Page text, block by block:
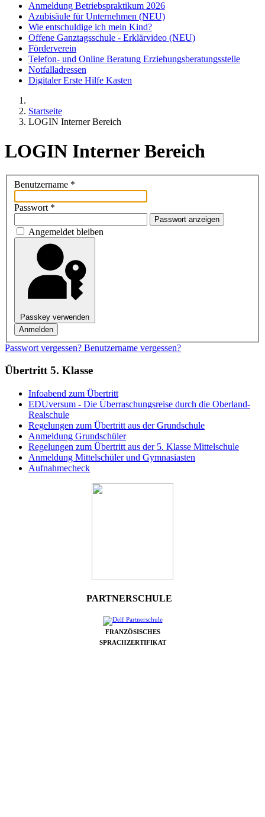
Anmeldung Betriebspraktikum 2026
Azubisäule für Unternehmen (NEU)
Wie entschuldige ich mein Kind?
Offene Ganztagsschule - Erklärvideo (NEU)
Förderverein
Telefon- und Online Beratung Erziehungsberatungsstelle
Notfalladressen
Digitaler Erste Hilfe Kasten
Startseite
LOGIN Interner Bereich
LOGIN Interner Bereich
Benutzername *
Passwort *
Passwort anzeigen
Angemeldet bleiben
Passkey verwenden
Anmelden
Passwort vergessen? Benutzername vergessen?
Übertritt 5. Klasse
Infoabend zum Übertritt
EDUversum - Die Überraschungsreise durch die Oberland-
Realschule
Regelungen zum Übertritt aus der Grundschule
Anmeldung Grundschüler
Regelungen zum Übertritt aus der 5. Klasse Mittelschule
Anmeldung Mittelschüler und Gymnasiasten
Aufnahmecheck
PARTNERSCHULE
FRANZÖSISCHES
SPRACHZERTIFIKAT